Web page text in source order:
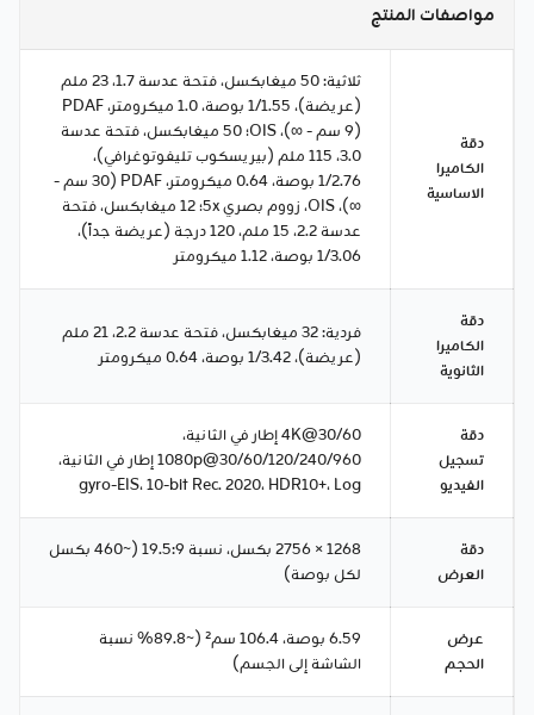
مواصفات المنتج
دقة
الكاميرا
الاساسية
ثلاثية: 50 ميغابكسل، فتحة عدسة 1.7، 23 ملم
(عريضة)، 1/1.55 بوصة، 1.0 ميكرومتر، PDAF
(9 سم - ∞)، OIS؛ 50 ميغابكسل، فتحة عدسة
3.0، 115 ملم (بيريسكوب تليفوتوغرافي)،
1/2.76 بوصة، 0.64 ميكرومتر، PDAF (30 سم -
∞)، OIS، زووم بصري 5x؛ 12 ميغابكسل، فتحة
عدسة 2.2، 15 ملم، 120 درجة (عريضة جداً)،
1/3.06 بوصة، 1.12 ميكرومتر
دقة
الكاميرا
الثانوية
فردية: 32 ميغابكسل، فتحة عدسة 2.2، 21 ملم
(عريضة)، 1/3.42 بوصة، 0.64 ميكرومتر
دقة
تسجيل
الفيديو
4K@30/60 إطار في الثانية،
1080p@30/60/120/240/960 إطار في الثانية،
gyro-EIS، 10-bit Rec. 2020، HDR10+، Log
دقة
العرض
1268 × 2756 بكسل، نسبة 19.5:9 (~460 بكسل
لكل بوصة)
عرض
الحجم
6.59 بوصة، 106.4 سم² (~89.8% نسبة
الشاشة إلى الجسم)